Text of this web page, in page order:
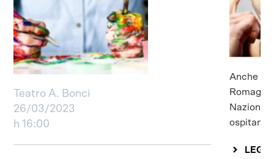
Teatro A. Bonci
26/03/2023
h 16:00
Anche